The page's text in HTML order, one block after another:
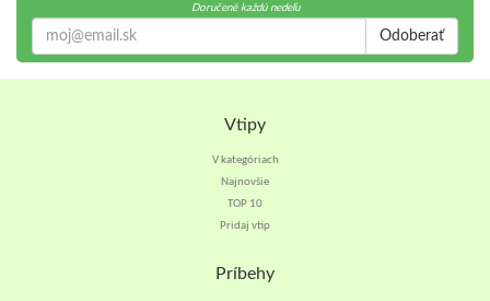
Doručené každú nedeľu
Odoberať
Vtipy
V kategóriach
Najnovšie
TOP 10
Pridaj vtip
Príbehy